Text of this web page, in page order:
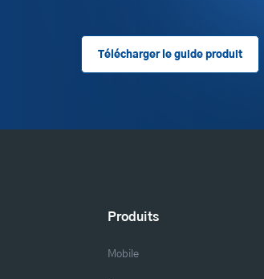
Télécharger le guide produit
Produits
Mobile